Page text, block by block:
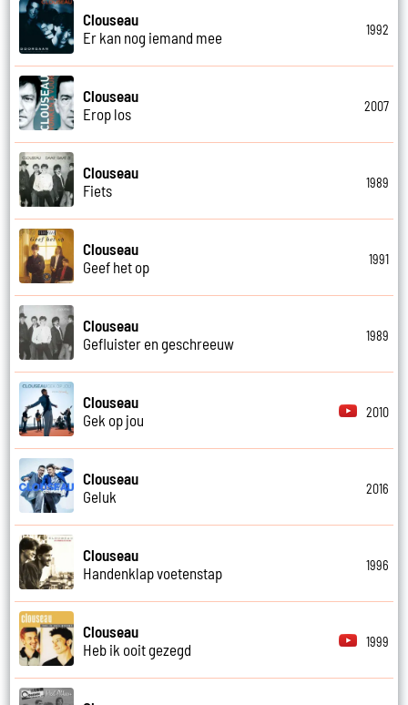
Clouseau
Er kan nog iemand mee
1992
Clouseau
Erop los
2007
Clouseau
Fiets
1989
Clouseau
Geef het op
1991
Clouseau
Gefluister en geschreeuw
1989
Clouseau
Gek op jou
2010
Clouseau
Geluk
2016
Clouseau
Handenklap voetenstap
1996
Clouseau
Heb ik ooit gezegd
1999